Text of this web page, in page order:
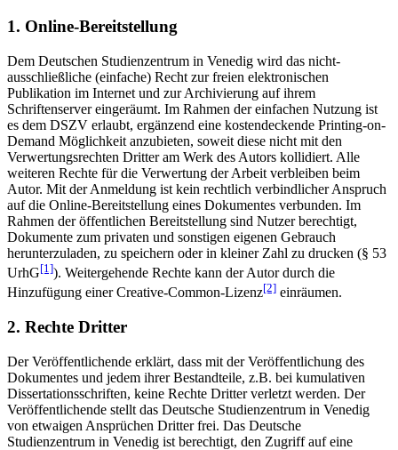
1. Online-Bereitstellung
Dem Deutschen Studienzentrum in Venedig wird das nicht-
ausschließliche (einfache) Recht zur freien elektronischen
Publikation im Internet und zur Archivierung auf ihrem
Schriftenserver eingeräumt. Im Rahmen der einfachen Nutzung ist
es dem DSZV erlaubt, ergänzend eine kostendeckende Printing-on-
Demand Möglichkeit anzubieten, soweit diese nicht mit den
Verwertungsrechten Dritter am Werk des Autors kollidiert. Alle
weiteren Rechte für die Verwertung der Arbeit verbleiben beim
Autor. Mit der Anmeldung ist kein rechtlich verbindlicher Anspruch
auf die Online-Bereitstellung eines Dokumentes verbunden. Im
Rahmen der öffentlichen Bereitstellung sind Nutzer berechtigt,
Dokumente zum privaten und sonstigen eigenen Gebrauch
herunterzuladen, zu speichern oder in kleiner Zahl zu drucken (§ 53
UrhG[1]). Weitergehende Rechte kann der Autor durch die
Hinzufügung einer Creative-Common-Lizenz[2] einräumen.
2. Rechte Dritter
Der Veröffentlichende erklärt, dass mit der Veröffentlichung des
Dokumentes und jedem ihrer Bestandteile, z.B. bei kumulativen
Dissertationsschriften, keine Rechte Dritter verletzt werden. Der
Veröffentlichende stellt das Deutsche Studienzentrum in Venedig
von etwaigen Ansprüchen Dritter frei. Das Deutsche
Studienzentrum in Venedig ist berechtigt, den Zugriff auf eine